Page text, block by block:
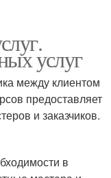
услуг
между клиентом
предоставляет
и заказчиков.
в